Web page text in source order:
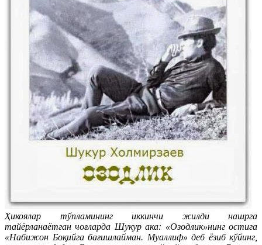
Ҳикоялар тўпламининг иккинчи жилди нашрга
тайёрланаётган чоғларда Шукур ака: «Озодлик»нинг остига
«Набижон Боқийга бағишлайман. Муаллиф» деб ёзиб кўйинг,